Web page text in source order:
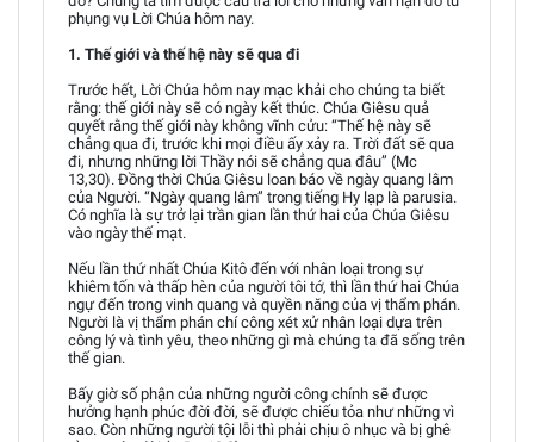
phụng vụ Lời Chúa hôm nay.
1. Thế giới và thế hệ này sẽ qua đi
Trước hết, Lời Chúa hôm nay mạc khải cho chúng ta biết
rằng: thế giới này sẽ có ngày kết thúc. Chúa Giêsu quả
quyết rằng thế giới này không vĩnh cửu: “Thế hệ này sẽ
chẳng qua đi, trước khi mọi điều ấy xảy ra. Trời đất sẽ qua
đi, nhưng những lời Thầy nói sẽ chẳng qua đâu” (Mc
13,30). Đồng thời Chúa Giêsu loan báo về ngày quang lâm
của Người. “Ngày quang lâm” trong tiếng Hy lạp là parusia.
Có nghĩa là sự trở lại trần gian lần thứ hai của Chúa Giêsu
vào ngày thế mạt.
Nếu lần thứ nhất Chúa Kitô đến với nhân loại trong sự
khiêm tốn và thấp hèn của người tôi tớ, thì lần thứ hai Chúa
ngự đến trong vinh quang và quyền năng của vị thẩm phán.
Người là vị thẩm phán chí công xét xử nhân loại dựa trên
công lý và tình yêu, theo những gì mà chúng ta đã sống trên
thế gian.
Bấy giờ số phận của những người công chính sẽ được
hưởng hạnh phúc đời đời, sẽ được chiếu tỏa như những vì
sao. Còn những người tội lỗi thì phải chịu ô nhục và bị ghê